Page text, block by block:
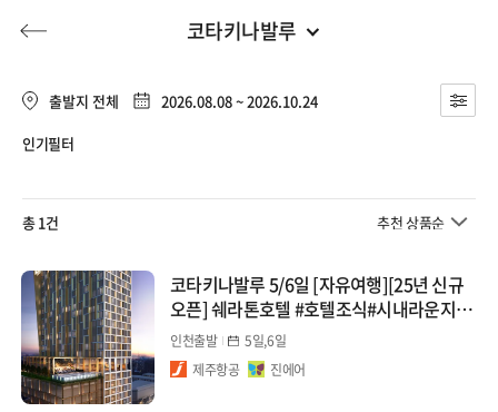
코타키나발루
유럽
동남아
일본
중국
대만/홍콩/마카오
몰디브
푸꾸옥
태국
출발지 전체 2026.08.08 ~ 2026.10.24
인기필터
총 1건 추천 상품순
코타키나발루 5/6일 [자유여행][25년 신규
오픈] 쉐라톤호텔 #호텔조식#시내라운지#
해외여행자보험 포함
인천출발
5일,6일
제주항공
진에어